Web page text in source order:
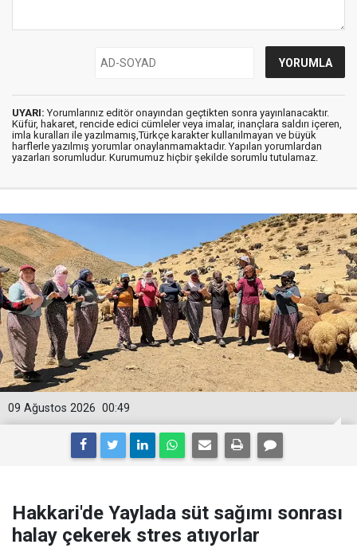
UYARI: Yorumlarınız editör onayından geçtikten sonra yayınlanacaktır.
Küfür, hakaret, rencide edici cümleler veya imalar, inançlara saldırı içeren,
imla kuralları ile yazılmamış,Türkçe karakter kullanılmayan ve büyük
harflerle yazılmış yorumlar onaylanmamaktadır. Yapılan yorumlardan
yazarları sorumludur. Kurumumuz hiçbir şekilde sorumlu tutulamaz.
00:49
09 Ağustos 2026
Hakkari'de Yaylada süt sağımı sonrası
halay çekerek stres atıyorlar